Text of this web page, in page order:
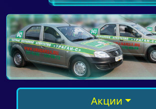
Акции